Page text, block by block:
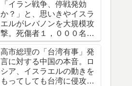
「イラン戦争、停戦発効
か？」と、思いきやイスラ
エルがレバノンを大規模攻
撃。死傷者１，０００名
超。悪の枢軸はどこだ？ト
ランプの資源横取り作戦
高市総理の「台湾有事」発
言に対する中国の本音。ロ
シア、イスラエルの動きを
もってしても台湾に侵攻し